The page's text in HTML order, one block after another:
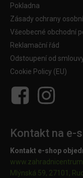
Pokladna
Zásady ochrany
Všeobecné obchodní
Reklamační řád
Odstoupení od
Cookie Policy (EU)
Kontakt na e-
Kontakt e-shop
Mlýnská 59, 27101,